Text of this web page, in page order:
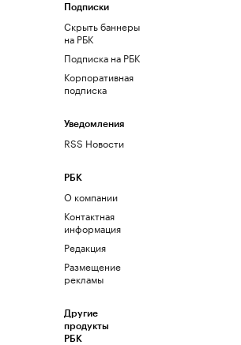
Подписки
Скрыть баннеры
на РБК
Подписка на РБК
Корпоративная
подписка
Уведомления
RSS Новости
РБК
О компании
Контактная
информация
Редакция
Размещение
рекламы
Другие
продукты
РБК